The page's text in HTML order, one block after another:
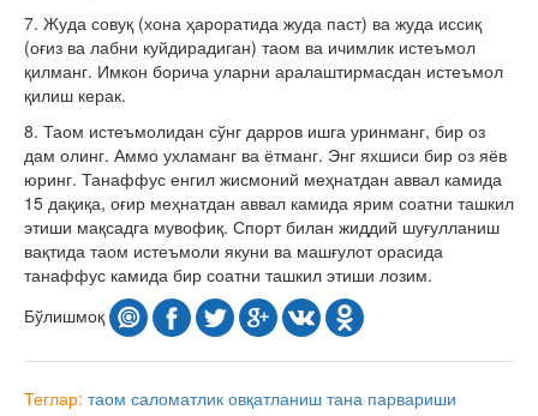
7. Жуда совуқ (хона ҳароратида жуда паст) ва жуда иссиқ
(оғиз ва лабни куйдирадиган) таом ва ичимлик истеъмол
қилманг. Имкон борича уларни аралаштирмасдан истеъмол
қилиш керак.
8. Таом истеъмолидан сўнг дарров ишга уринманг, бир оз
дам олинг. Аммо ухламанг ва ётманг. Энг яхшиси бир оз яёв
юринг. Танаффус енгил жисмоний меҳнатдан аввал камида
15 дақиқа, оғир меҳнатдан аввал камида ярим соатни ташкил
этиши мақсадга мувофиқ. Спорт билан жиддий шуғулланиш
вақтида таом истеъмоли якуни ва машғулот орасида
танаффус камида бир соатни ташкил этиши лозим.
Бўлишмоқ
Теглар: таом саломатлик овқатланиш тана парвариши